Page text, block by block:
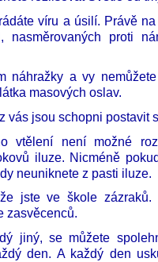
víru a úsilí. Právě
nasměrovaných proti
náhražky a vy
masových oslav.
vás jsou schopni postavit
vtělení není možné
iluze. Nicméně
neuniknete z pasti iluze.
jste ve škole
zasvěcenců.
jiný, se můžete
den. A každý den